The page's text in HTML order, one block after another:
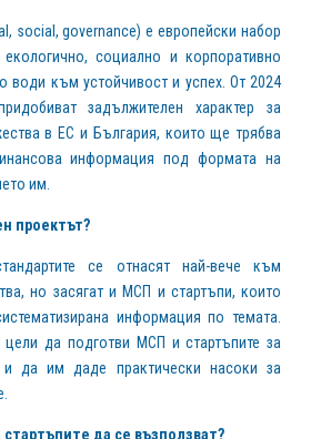
social, governance) e европейски набор
социално и корпоративно
води към устойчивост и успех. От 2024
задължителен характер за
в ЕС и България, които ще трябва
информация под формата на
им.
проектът?
се отнасят най-вече към
но засягат и МСП и стартъпи, които
информация по темата.
цели да подготви МСП и стартъпите за
и да им даде практически насоки за
да се възползват?